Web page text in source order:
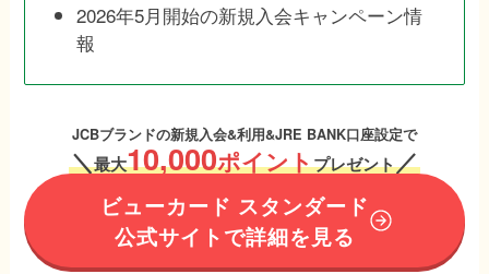
2026年5月開始の新規入会キャンペーン情
報
JCBブランドの新規入会&利用&JRE BANK口座設定で
＼最大10,000ポイントプレゼント／
ビューカード スタンダード
公式サイトで詳細を見る